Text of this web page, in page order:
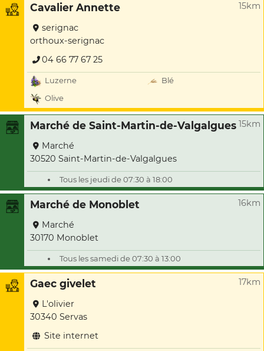
Cavalier Annette 15km
serignac
orthoux-serignac
04 66 77 67 25
Luzerne
Blé
Olive
Marché de Saint-Martin-de-Valgalgues 15km
Marché
30520 Saint-Martin-de-Valgalgues
Tous les jeudi de 07:30 à 18:00
Marché de Monoblet 16km
Marché
30170 Monoblet
Tous les samedi de 07:30 à 13:00
Gaec givelet 17km
L'olivier
30340 Servas
Site internet